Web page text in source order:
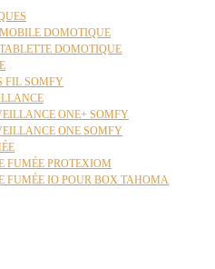
DOMOTIQUE
DOMOTIQUE
FIL SOMFY
ONE+ SOMFY
ONE SOMFY
FUMÉE PROTEXIOM
FUMÉE IO POUR BOX TAHOMA